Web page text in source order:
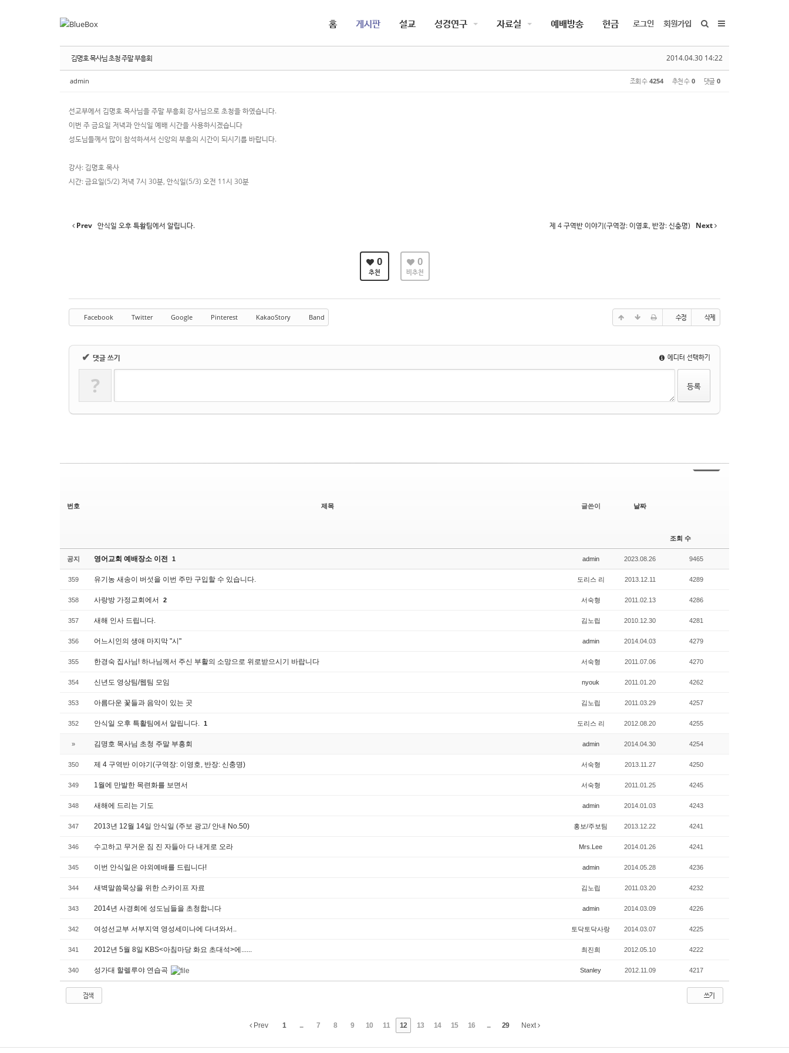
홈 게시판 설교 성경연구 자료실 예배방송 헌금 로그인 회원가입
2014.04.30 14:22
김명호 목사님 초청 주말 부흥회
admin 조회 수 4254 추천 수 0 댓글 0
선교부에서 김명호 목사님을 주말 부흥회 강사님으로 초청을 하였습니다.
이번 주 금요일 저녁과 안식일 예배 시간을 사용하시겠습니다
성도님들께서 많이 참석하셔서 신앙의 부흥의 시간이 되시기를 바랍니다.
강사: 김명호 목사
시간: 금요일(5/2) 저녁 7시 30분, 안식일(5/3) 오전 11시 30분
Prev 안식일 오후 특활팀에서 알립니다. 제 4 구역반 이야기(구역장: 이영호, 반장: 신충명) Next
0
추천
0
비추천
Facebook Twitter Google Pinterest KakaoStory Band 수정 삭제
✔ 댓글 쓰기 에디터 선택하기
?
번호 제목 글쓴이 날짜
조회 수
공지 영어교회 예배장소 이전 1 admin 2023.08.26 9465
359 유기농 새송이 버섯을 이번 주만 구입할 수 있습니다. 도리스 리 2013.12.11 4289
358 사랑방 가정교회에서 2 서숙형 2011.02.13 4286
357 새해 인사 드립니다. 김노립 2010.12.30 4281
356 어느시인의 생애 마지막 "시" admin 2014.04.03 4279
355 한경숙 집사님! 하나님께서 주신 부활의 소망으로 위로받으시기 바랍니다 서숙형 2011.07.06 4270
354 신년도 영상팀/웹팀 모임 nyouk 2011.01.20 4262
353 아름다운 꽃들과 음악이 있는 곳 김노립 2011.03.29 4257
352 안식일 오후 특활팀에서 알립니다. 1 도리스 리 2012.08.20 4255
» 김명호 목사님 초청 주말 부흥회 admin 2014.04.30 4254
350 제 4 구역반 이야기(구역장: 이영호, 반장: 신충명) 서숙형 2013.11.27 4250
349 1월에 만발한 목련화를 보면서 서숙형 2011.01.25 4245
348 새해에 드리는 기도 admin 2014.01.03 4243
347 2013년 12월 14일 안식일 (주보 광고/ 안내 No.50) 홍보/주보팀 2013.12.22 4241
346 수고하고 무거운 짐 진 자들아 다 내게로 오라 Mrs.Lee 2014.01.26 4241
345 이번 안식일은 야외예배를 드립니다! admin 2014.05.28 4236
344 새벽말씀묵상을 위한 스카이프 자료 김노립 2011.03.20 4232
343 2014년 사경회에 성도님들을 초청합니다 admin 2014.03.09 4226
342 여성선교부 서부지역 영성세미나에 다녀와서.. 토닥토닥사랑 2014.03.07 4225
341 2012년 5월 8일 KBS<아침마당 화요 초대석>에...... 최진희 2012.05.10 4222
340 성가대 할렐루야 연습곡 Stanley 2012.11.09 4217
검색 쓰기
Prev 1 ... 7 8 9 10 11 12 13 14 15 16 ... 29 Next
스케치북5
Sketchbook5,
스케치북5
스케치북5
Sketchbook5,
스케치북5